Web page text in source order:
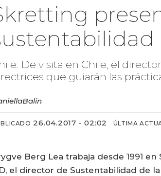
De visita en Chile, el
que guiarán las
Balin
26.04.2017 - 02:02 ÚLTIMA
Berg Lea trabaja desde 1991
el director de Sustentabilidad de